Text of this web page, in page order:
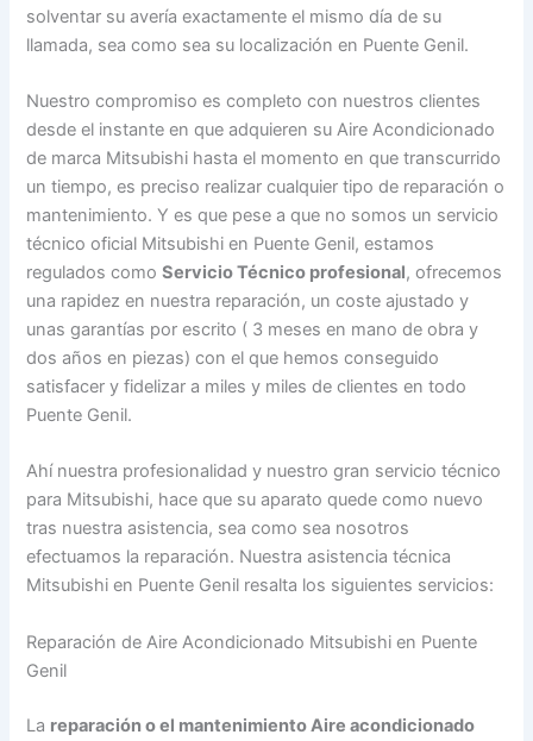
solventar su avería exactamente el mismo día de su
llamada, sea como sea su localización en Puente Genil.
Nuestro compromiso es completo con nuestros clientes
desde el instante en que adquieren su Aire Acondicionado
de marca Mitsubishi hasta el momento en que transcurrido
un tiempo, es preciso realizar cualquier tipo de reparación o
mantenimiento. Y es que pese a que no somos un servicio
técnico oficial Mitsubishi en Puente Genil, estamos
regulados comoServicio Técnico profesional, ofrecemos
una rapidez en nuestra reparación, un coste ajustado y
unas garantías por escrito ( 3 meses en mano de obra y
dos años en piezas) con el que hemos conseguido
satisfacer y fidelizar a miles y miles de clientes en todo
Puente Genil.
Ahí nuestra profesionalidad y nuestro gran servicio técnico
para Mitsubishi, hace que su aparato quede como nuevo
tras nuestra asistencia, sea como sea nosotros
efectuamos la reparación. Nuestra asistencia técnica
Mitsubishi en Puente Genil resalta los siguientes servicios:
Reparación de Aire Acondicionado Mitsubishi en Puente
Genil
La reparación o el mantenimiento Aire acondicionado